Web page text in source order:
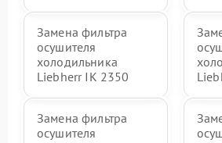
Замена фильтра
осушителя
холодильника
Liebherr IK 2350
Замена фильтра
осушителя